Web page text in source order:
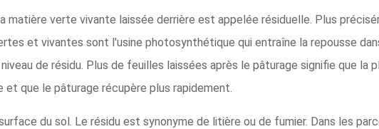
matière verte vivante laissée derrière est appelée résiduelle. Plus
et vivantes sont l'usine photosynthétique qui entraîne la repousse
de résidu. Plus de feuilles laissées après le pâturage signifie que la
que le pâturage récupère plus rapidement.
du sol. Le résidu est synonyme de litière ou de fumier. Dans les